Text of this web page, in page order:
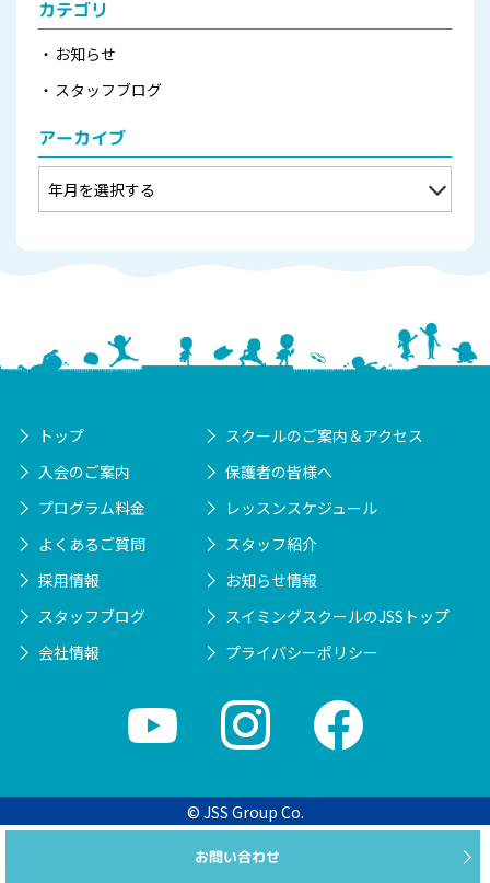
カテゴリ
お知らせ
スタッフブログ
アーカイブ
トップ
スクールのご案内＆アクセス
入会のご案内
保護者の皆様へ
プログラム料金
レッスンスケジュール
よくあるご質問
スタッフ紹介
採用情報
お知らせ情報
スタッフブログ
スイミングスクールのJSSトップ
会社情報
プライバシーポリシー
© JSS Group Co.
お問い合わせ